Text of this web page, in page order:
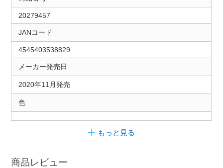
20279457
JANコード
4545403538829
メーカー発売日
2020年11月発売
色
もっと見る
商品レビュー